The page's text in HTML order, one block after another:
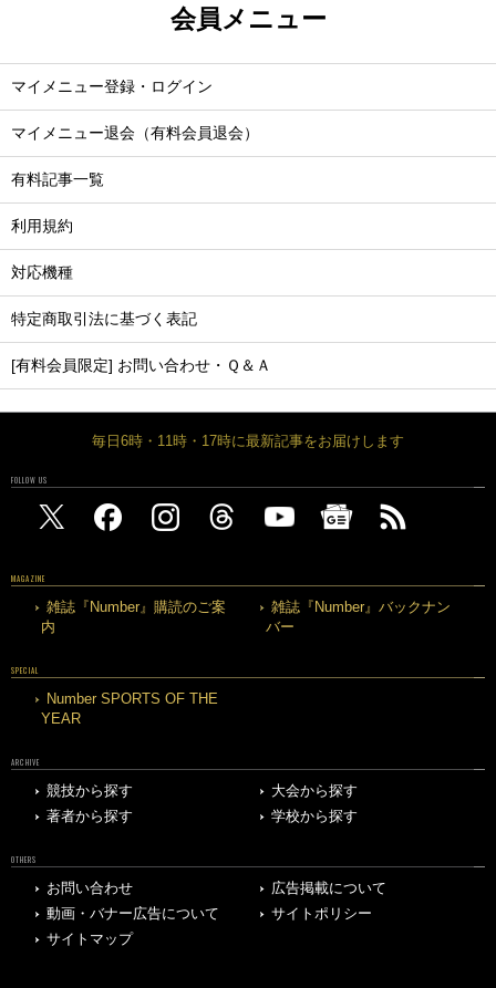
会員メニュー
マイメニュー登録・ログイン
マイメニュー退会（有料会員退会）
有料記事一覧
利用規約
対応機種
特定商取引法に基づく表記
[有料会員限定] お問い合わせ・Ｑ＆Ａ
毎日6時・11時・17時に最新記事をお届けします
FOLLOW US
MAGAZINE
雑誌『Number』購読のご案
内
雑誌『Number』バックナン
バー
SPECIAL
Number SPORTS OF THE
YEAR
ARCHIVE
競技から探す
大会から探す
著者から探す
学校から探す
OTHERS
お問い合わせ
広告掲載について
動画・バナー広告について
サイトポリシー
サイトマップ